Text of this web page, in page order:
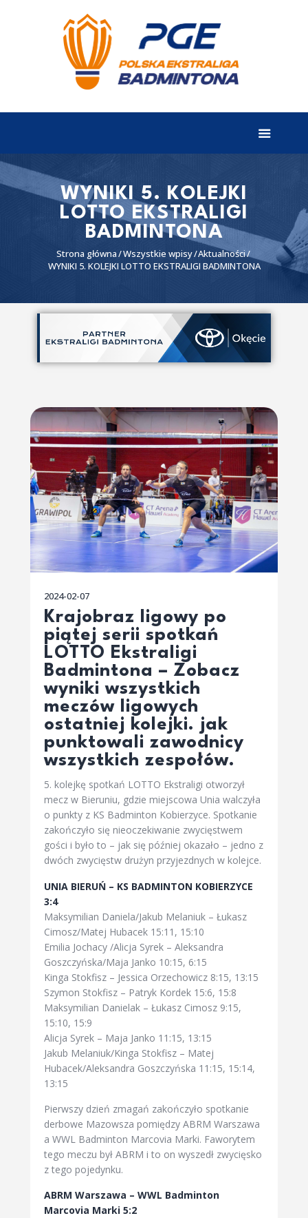
WYNIKI 5. KOLEJKI
LOTTO EKSTRALIGI
BADMINTONA
Strona główna Wszystkie wpisy Aktualności
WYNIKI 5. KOLEJKI LOTTO EKSTRALIGI BADMINTONA
EKSTRALIGA
Aktualności
Wyniki
Terminarz
Partnerzy
I liga
2024-02-07
Krajobraz ligowy po
piątej serii spotkań
LOTTO Ekstraligi
Badmintona – Zobacz
wyniki wszystkich
meczów ligowych
ostatniej kolejki. jak
punktowali zawodnicy
wszystkich zespołów.
5. kolejkę spotkań LOTTO Ekstraligi otworzył
mecz w Bieruniu, gdzie miejscowa Unia walczyła
o punkty z KS Badminton Kobierzyce. Spotkanie
zakończyło się nieoczekiwanie zwycięstwem
gości i było to – jak się później okazało – jedno z
dwóch zwycięstw drużyn przyjezdnych w kolejce.
UNIA BIERUŃ – KS BADMINTON KOBIERZYCE
3:4
Maksymilian Daniela/Jakub Melaniuk – Łukasz
Cimosz/Matej Hubacek 15:11, 15:10
Emilia Jochacy /Alicja Syrek – Aleksandra
Goszczyńska/Maja Janko 10:15, 6:15
Kinga Stokfisz – Jessica Orzechowicz 8:15, 13:15
Szymon Stokfisz – Patryk Kordek 15:6, 15:8
Maksymilian Danielak – Łukasz Cimosz 9:15,
15:10, 15:9
Alicja Syrek – Maja Janko 11:15, 13:15
Jakub Melaniuk/Kinga Stokfisz – Matej
Hubacek/Aleksandra Goszczyńska 11:15, 15:14,
13:15
Pierwszy dzień zmagań zakończyło spotkanie
derbowe Mazowsza pomiędzy ABRM Warszawa
a WWL Badminton Marcovia Marki. Faworytem
tego meczu był ABRM i to on wyszedł zwycięsko
z tego pojedynku.
ABRM Warszawa – WWL Badminton
Marcovia Marki 5:2